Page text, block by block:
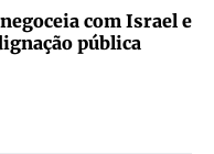
com Israel e
pública